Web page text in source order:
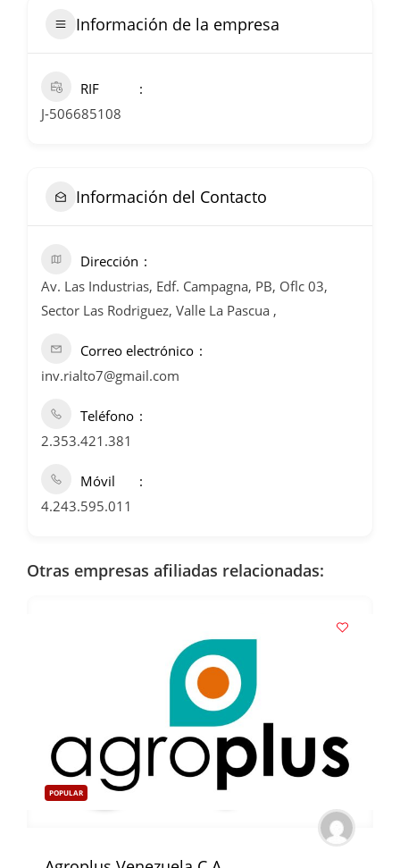
Información de la empresa
RIF
J-506685108
Información del Contacto
Dirección
Av. Las Industrias, Edf. Campagna, PB, Oflc 03,
Sector Las Rodriguez, Valle La Pascua ,
Correo electrónico
inv.rialto7@gmail.com
Teléfono
2.353.421.381
Móvil
4.243.595.011
Otras empresas afiliadas relacionadas:
POPULAR